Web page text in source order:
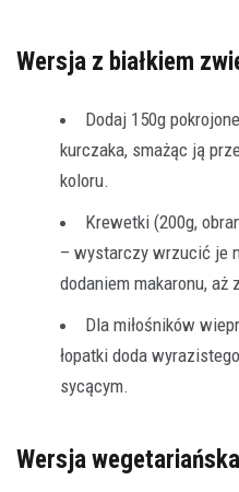
Wersja z białkiem
Dodaj 150g
kurczaka, smażąc ją
koloru.
Krewetki (200g,
– wystarczy wrzucić je
dodaniem makaronu, aż
Dla miłośników
łopatki doda
sycącym.
Wersja